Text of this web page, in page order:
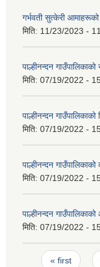
गर्भवती सुत्केरी आमाहरूको
मिति: 11/23/2023 -
पाल्हीनन्दन
मिति: 07/19/2022 -
पाल्हीनन्दन
मिति: 07/19/2022 -
पाल्हीनन्दन
मिति: 07/19/2022 -
पाल्हीनन्दन
मिति: 07/19/2022 -
Pages
« first